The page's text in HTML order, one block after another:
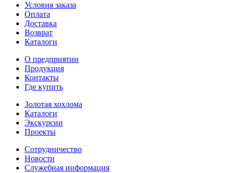
Условия заказа
Оплата
Доставка
Возврат
Каталоги
О предприятии
Продукция
Контакты
Где купить
Золотая хохлома
Каталоги
Экскурсии
Проекты
Сотрудничество
Новости
Служебная информация